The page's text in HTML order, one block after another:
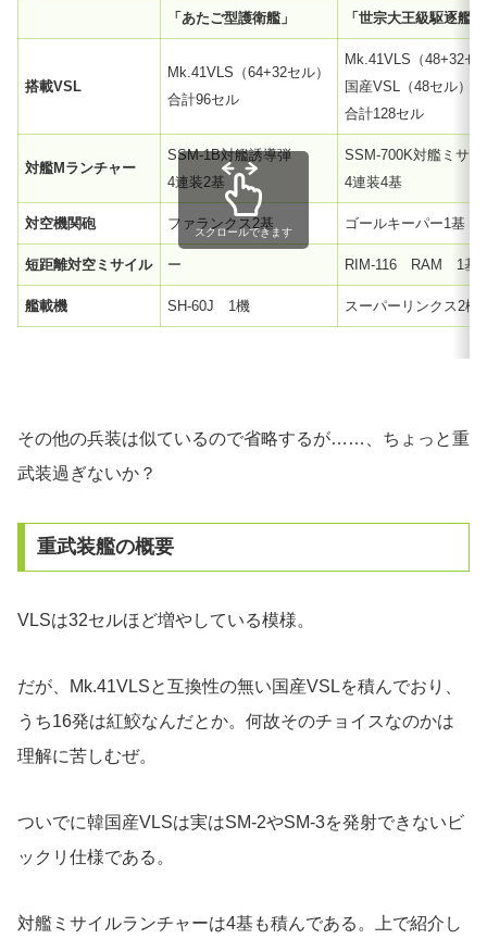
「あたご型護衛艦」 「世宗大王級駆逐艦」
搭載VSL
Mk.41VLS（64+32セル）
合計96セル
Mk.41VLS（48+32セ
国産VSL（48セル）
合計128セル
対艦Mランチャー
SSM-1B対艦誘導弾
4連装2基
SSM-700K対艦ミサイ
4連装4基
対空機関砲 ファランクス2基 ゴールキーパー1基
短距離対空ミサイル ー RIM-116 RAM 1基
艦載機 SH-60J 1機 スーパーリンクス2機
スクロールできます
その他の兵装は似ているので省略するが……、ちょっと重
武装過ぎないか？
重武装艦の概要
VLSは32セルほど増やしている模様。
だが、Mk.41VLSと互換性の無い国産VSLを積んでおり、
うち16発は紅鮫なんだとか。何故そのチョイスなのかは
理解に苦しむぜ。
ついでに韓国産VLSは実はSM-2やSM-3を発射できないビ
ックリ仕様である。
対艦ミサイルランチャーは4基も積んである。上で紹介し